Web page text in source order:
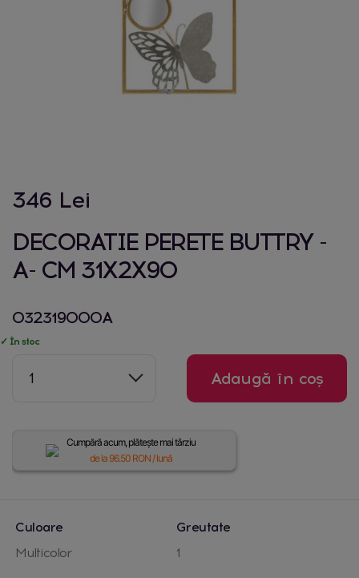
346 Lei
DECORATIE PERETE BUTTRY -
A- CM 31X2X90
032319000A
✓ În stoc
1 Adaugă în coș
Cumpără acum, plătește mai târziu
de la 96.50RON / lună
Culoare
Multicolor
Greutate
1